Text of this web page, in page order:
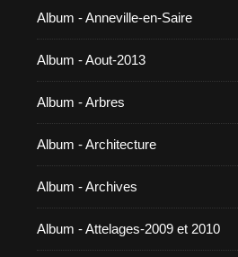
Album - Anneville-en-Saire
Album - Aout-2013
Album - Arbres
Album - Architecture
Album - Archives
Album - Attelages-2009 et 2010